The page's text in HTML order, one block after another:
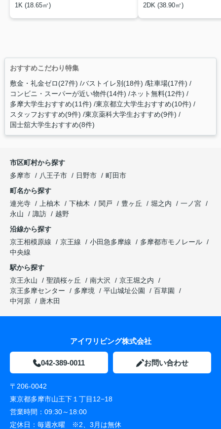
1K (18.65㎡)
2DK (38.90㎡)
おすすめこだわり特集
敷金・礼金ゼロ(27件) バストイレ別(18件) 駐車場(17件)
コンビニ・スーパーが近い物件(14件) ネット無料(12件)
多摩大学生おすすめ(11件) 東京都立大学生おすすめ(10件)
スタッフおすすめ(9件) 東京薬科大学生おすすめ(9件)
国士舘大学生おすすめ(8件)
市区町村から探す
多摩市
八王子市 日野市
町田市
町名から探す
連光寺
上柚木 下柚木 関戸 豊ヶ丘 堀之内
一ノ宮
永山
諏訪
越野
沿線から探す
京王相模原線
京王線 小田急多摩線
多摩都市モノレール
中央線
駅から探す
京王永山
聖蹟桜ヶ丘 南大沢
京王堀之内
京王多摩センター
多摩境 平山城址公園
百草園
中河原
唐木田
アイワリビング株式会社
042-389-0011 お問い合わせ
〒206-0042
東京都多摩市山王下１丁目12−18
営業時間： 09:30～18:00
定休日： 毎週水曜 ※2、3月は無休